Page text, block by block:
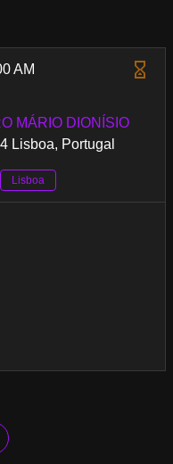
AM
MÁRIO DIONÍSIO
Lisboa, Portugal
Lisboa